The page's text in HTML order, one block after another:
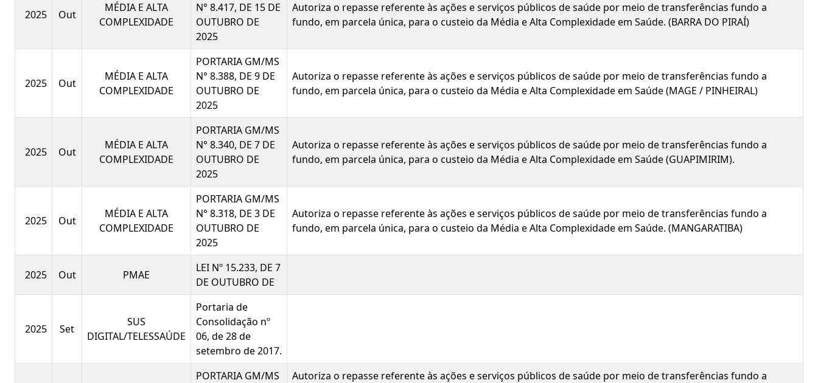
2025 Out
MÉDIA E ALTA
COMPLEXIDADE
N° 8.417, DE 15 DE
OUTUBRO DE
2025
Autoriza o repasse referente às ações e serviços públicos de saúde por meio de transferências fundo a
fundo, em parcela única, para o custeio da Média e Alta Complexidade em Saúde. (BARRA DO PIRAÍ)
2025 Out
MÉDIA E ALTA
COMPLEXIDADE
PORTARIA GM/MS
N° 8.388, DE 9 DE
OUTUBRO DE
2025
Autoriza o repasse referente às ações e serviços públicos de saúde por meio de transferências fundo a
fundo, em parcela única, para o custeio da Média e Alta Complexidade em Saúde (MAGE / PINHEIRAL)
2025 Out
MÉDIA E ALTA
COMPLEXIDADE
PORTARIA GM/MS
N° 8.340, DE 7 DE
OUTUBRO DE
2025
Autoriza o repasse referente às ações e serviços públicos de saúde por meio de transferências fundo a
fundo, em parcela única, para o custeio da Média e Alta Complexidade em Saúde (GUAPIMIRIM).
2025 Out
MÉDIA E ALTA
COMPLEXIDADE
PORTARIA GM/MS
N° 8.318, DE 3 DE
OUTUBRO DE
2025
Autoriza o repasse referente às ações e serviços públicos de saúde por meio de transferências fundo a
fundo, em parcela única, para o custeio da Média e Alta Complexidade em Saúde. (MANGARATIBA)
2025 Out PMAE
LEI Nº 15.233, DE 7
DE OUTUBRO DE
2025 Set
SUS
DIGITAL/TELESSAÚDE
Portaria de
Consolidação nº
06, de 28 de
setembro de 2017.
PORTARIA GM/MS
Autoriza o repasse referente às ações e serviços públicos de saúde por meio de transferências fundo a